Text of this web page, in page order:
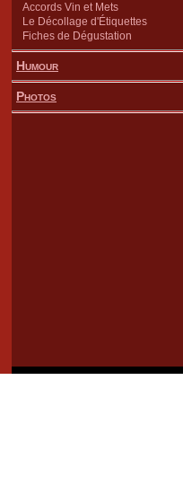
Accords Vin et Mets
Le Décollage d'Étiquettes
Fiches de Dégustation
Humour
Photos